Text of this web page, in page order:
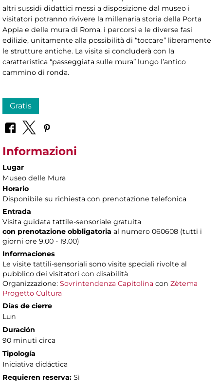
altri sussidi didattici messi a disposizione dal museo i
visitatori potranno rivivere la millenaria storia della Porta
Appia e delle mura di Roma, i percorsi e le diverse fasi
edilizie, unitamente alla possibilità di “toccare” liberamente
le strutture antiche. La visita si concluderà con la
caratteristica “passeggiata sulle mura” lungo l’antico
cammino di ronda.
Gratis
Informazioni
Lugar
Museo delle Mura
Horario
Disponibile su richiesta con prenotazione telefonica
Entrada
Visita guidata tattile-sensoriale gratuita
con prenotazione obbligatoria al numero 060608 (tutti i
giorni ore 9.00 - 19.00)
Informaciones
Le visite tattili-sensoriali sono visite speciali rivolte al
pubblico dei visitatori con disabilità
Organizzazione: Sovrintendenza Capitolina con Zètema
Progetto Cultura
Días de cierre
Lun
Duración
90 minuti circa
Tipología
Iniciativa didáctica
Requieren reserva: Sì